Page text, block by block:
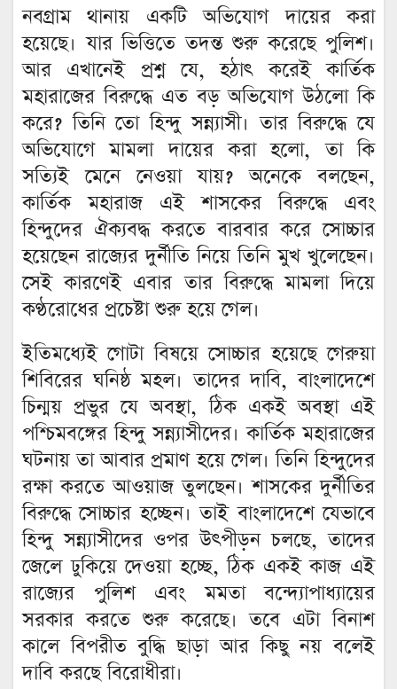
নবগ্রাম থানায় একটি অভিযোগ দায়ের করা
হয়েছে। যার ভিত্তিতে তদন্ত শুরু করেছে পুলিশ।
আর এখানেই প্রশ্ন যে, হঠাৎ করেই কার্তিক
মহারাজের বিরুদ্ধে এত বড় অভিযোগ উঠলো কি
করে? তিনি তো হিন্দু সন্ন্যাসী। তার বিরুদ্ধে যে
অভিযোগে মামলা দায়ের করা হলো, তা কি
সত্যিই মেনে নেওয়া যায়? অনেকে বলছেন,
কার্তিক মহারাজ এই শাসকের বিরুদ্ধে এবং
হিন্দুদের ঐক্যবদ্ধ করতে বারবার করে সোচ্চার
হয়েছেন রাজ্যের দুর্নীতি নিয়ে তিনি মুখ খুলেছেন।
সেই কারণেই এবার তার বিরুদ্ধে মামলা দিয়ে
কণ্ঠরোধের প্রচেষ্টা শুরু হয়ে গেল।
ইতিমধ্যেই গোটা বিষয়ে সোচ্চার হয়েছে গেরুয়া
শিবিরের ঘনিষ্ঠ মহল। তাদের দাবি, বাংলাদেশে
চিন্ময় প্রভুর যে অবস্থা, ঠিক একই অবস্থা এই
পশ্চিমবঙ্গের হিন্দু সন্ন্যাসীদের। কার্তিক মহারাজের
ঘটনায় তা আবার প্রমাণ হয়ে গেল। তিনি হিন্দুদের
রক্ষা করতে আওয়াজ তুলছেন। শাসকের দুর্নীতির
বিরুদ্ধে সোচ্চার হচ্ছেন। তাই বাংলাদেশে যেভাবে
হিন্দু সন্ন্যাসীদের ওপর উৎপীড়ন চলছে, তাদের
জেলে ঢুকিয়ে দেওয়া হচ্ছে, ঠিক একই কাজ এই
রাজ্যের পুলিশ এবং মমতা বন্দ্যোপাধ্যায়ের
সরকার করতে শুরু করেছে। তবে এটা বিনাশ
কালে বিপরীত বুদ্ধি ছাড়া আর কিছু নয় বলেই
দাবি করছে বিরোধীরা।